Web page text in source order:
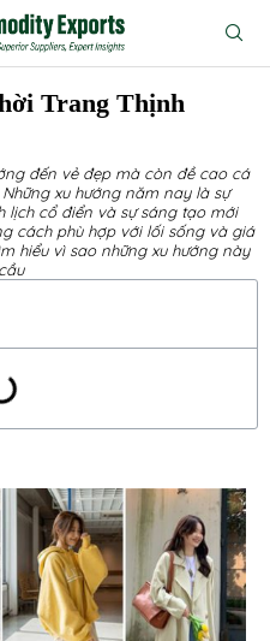
Trang Thịnh
đến vẻ đẹp mà còn đề cao cá
xu hướng năm nay là sự
lịch cổ điển và sự sáng tạo mới
cách phù hợp với lối sống và giá
hiểu vì sao những xu hướng này